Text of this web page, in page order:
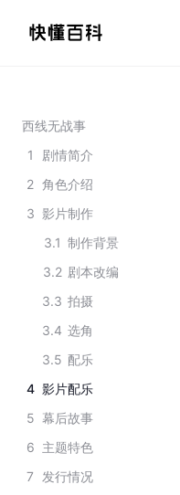
西线无战事
1
剧情简介
2 角色介绍
3 影片制作
3.1 制作背景
3.2 剧本改编
3.3 拍摄
3.4 选角
3.5 配乐
4 影片配乐
5 幕后故事
6 主题特色
7
发行情况